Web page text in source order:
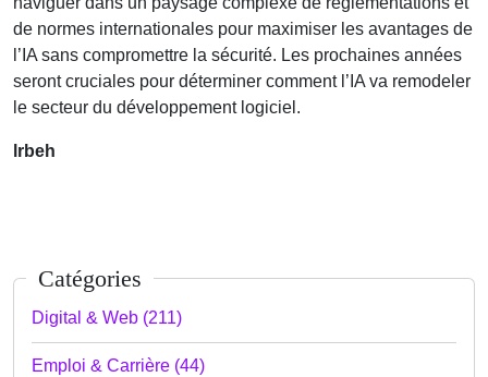
de normes internationales pour maximiser les avantages de
l’IA sans compromettre la sécurité. Les prochaines années
seront cruciales pour déterminer comment l’IA va remodeler
le secteur du développement logiciel.
lrbeh
Catégories
Digital & Web (211)
Emploi & Carrière (44)